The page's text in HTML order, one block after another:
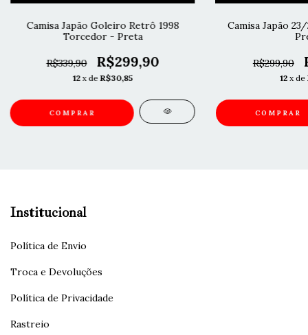
Camisa Japão Goleiro Retrô 1998
Torcedor - Preta
R$339,90 R$299,90
12 x deR$30,85
COMPRAR
Camisa Japão
R$299,90
12 x de
COMPRAR
Institucional
Política de Envio
Troca e Devoluções
Política de Privacidade
Rastreio